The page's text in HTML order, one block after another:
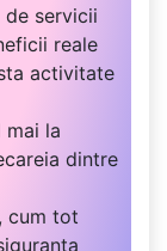
servicii
reale
activitate
la
dintre
cum tot